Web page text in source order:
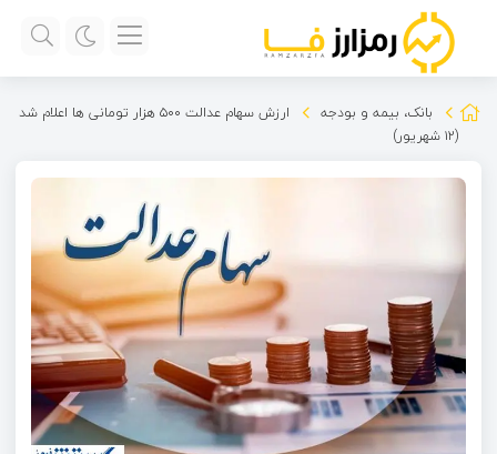
بانک، بیمه و بودجه
ارزش سهام عدالت ۵۰۰ هزار تومانی ها اعلام شد
(۱۲ شهریور)